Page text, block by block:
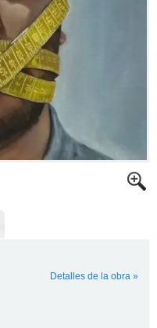
Detalles de la obra »